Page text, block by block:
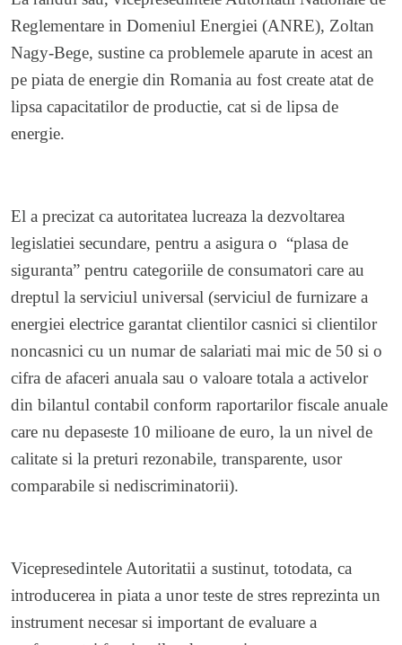
Reglementare in Domeniul Energiei (ANRE), Zoltan
Nagy-Bege, sustine ca problemele aparute in acest an
pe piata de energie din Romania au fost create atat de
lipsa capacitatilor de productie, cat si de lipsa de
energie.
El a precizat ca autoritatea lucreaza la dezvoltarea
legislatiei secundare, pentru a asigura o “plasa de
siguranta” pentru categoriile de consumatori care au
dreptul la serviciul universal (serviciul de furnizare a
energiei electrice garantat clientilor casnici si clientilor
noncasnici cu un numar de salariati mai mic de 50 si o
cifra de afaceri anuala sau o valoare totala a activelor
din bilantul contabil conform raportarilor fiscale anuale
care nu depaseste 10 milioane de euro, la un nivel de
calitate si la preturi rezonabile, transparente, usor
comparabile si nediscriminatorii).
Vicepresedintele Autoritatii a sustinut, totodata, ca
introducerea in piata a unor teste de stres reprezinta un
instrument necesar si important de evaluare a